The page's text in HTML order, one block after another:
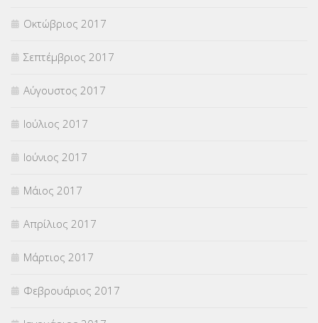
Οκτώβριος 2017
Σεπτέμβριος 2017
Αύγουστος 2017
Ιούλιος 2017
Ιούνιος 2017
Μάιος 2017
Απρίλιος 2017
Μάρτιος 2017
Φεβρουάριος 2017